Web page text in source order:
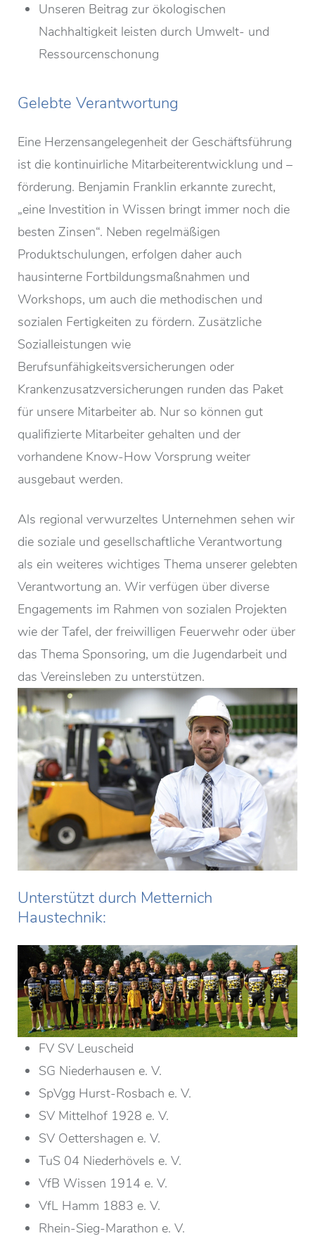
Unseren Beitrag zur ökologischen
Nachhaltigkeit leisten durch Umwelt- und
Ressourcenschonung
Gelebte Verantwortung
Eine Herzensangelegenheit der Geschäftsführung
ist die kontinuirliche Mitarbeiterentwicklung und –
förderung. Benjamin Franklin erkannte zurecht,
„eine Investition in Wissen bringt immer noch die
besten Zinsen“. Neben regelmäßigen
Produktschulungen, erfolgen daher auch
hausinterne Fortbildungsmaßnahmen und
Workshops, um auch die methodischen und
sozialen Fertigkeiten zu fördern. Zusätzliche
Sozialleistungen wie
Berufsunfähigkeitsversicherungen oder
Krankenzusatzversicherungen runden das Paket
für unsere Mitarbeiter ab. Nur so können gut
qualifizierte Mitarbeiter gehalten und der
vorhandene Know-How Vorsprung weiter
ausgebaut werden.
Als regional verwurzeltes Unternehmen sehen wir
die soziale und gesellschaftliche Verantwortung
als ein weiteres wichtiges Thema unserer gelebten
Verantwortung an. Wir verfügen über diverse
Engagements im Rahmen von sozialen Projekten
wie der Tafel, der freiwilligen Feuerwehr oder über
das Thema Sponsoring, um die Jugendarbeit und
das Vereinsleben zu unterstützen.
Unterstützt durch Metternich
Haustechnik:
FV SV Leuscheid
SG Niederhausen e. V.
SpVgg Hurst-Rosbach e. V.
SV Mittelhof 1928 e. V.
SV Oettershagen e. V.
TuS 04 Niederhövels e. V.
VfB Wissen 1914 e. V.
VfL Hamm 1883 e. V.
Rhein-Sieg-Marathon e. V.